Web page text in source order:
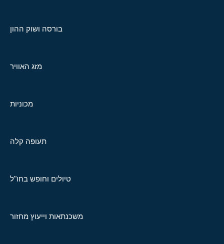
בורסה ושוק ההון
מזג האוויר
מכוניות
תעופה קלה
טיולים וחופש בחו"ל
משכנתאות וייעוץ מחזור